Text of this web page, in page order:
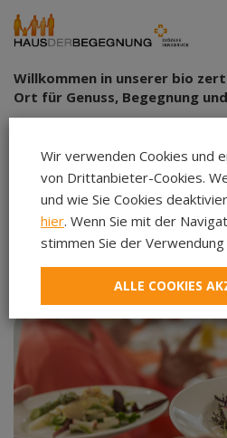
Willkommen in unserer bio
Ort für Genuss, Begegnung
Weihnachtsfeier, private Feier
– in unserer Osteria finden Sie
Genuss und unvergessliche
Veranstaltung ganz nach Ihren
gerne einindividuelles Angebot.
Wir verwenden Cookies und
von Drittanbieter-Cookies.
und wie Sie Cookies
hier. Wenn Sie mit der
stimmen Sie der Verwendung
ALLE COOKIES